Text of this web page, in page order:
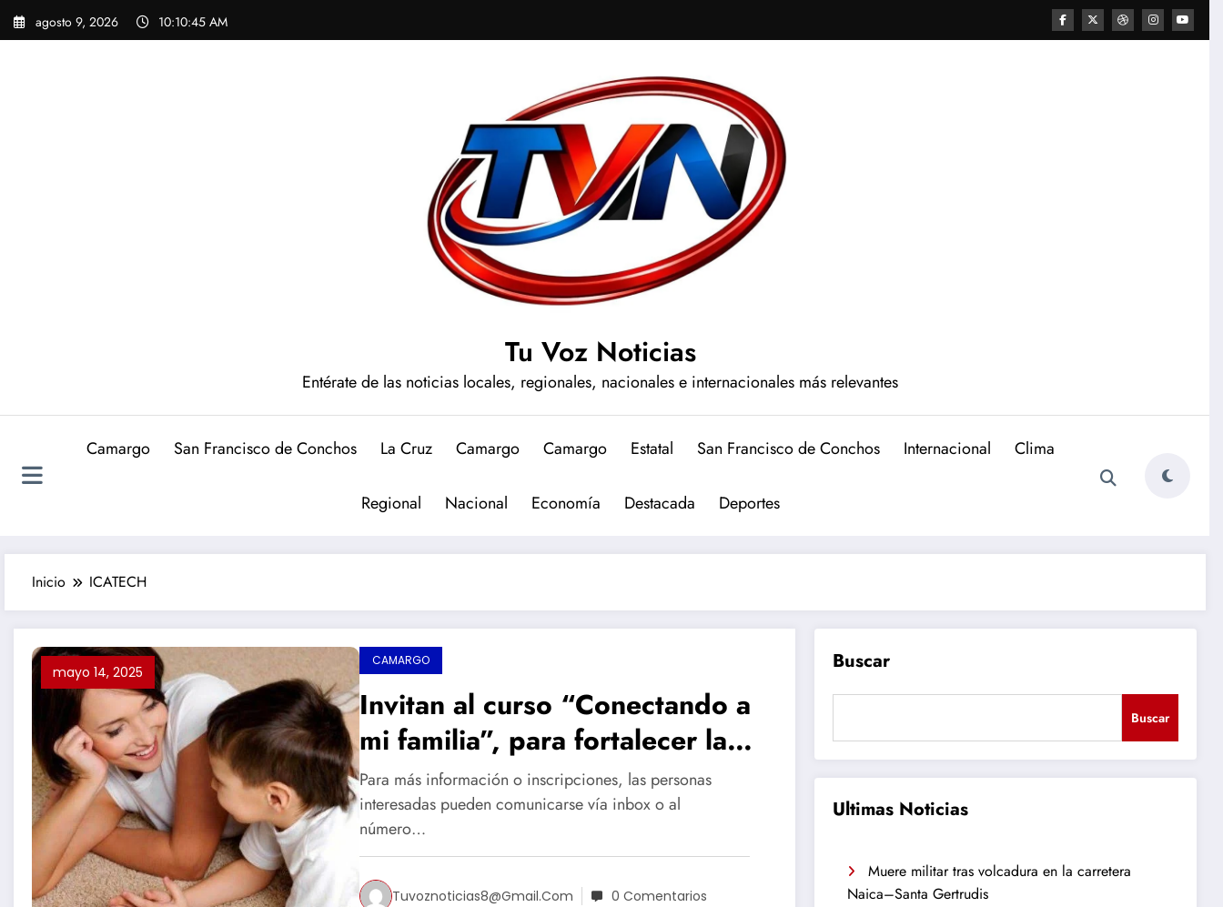
Saltar
agosto 9, 2026 10:10:46 AM
Tu Voz Noticias
Entérate de las noticias locales, regionales, nacionales e internacionales más relevantes
Camargo San Francisco de Conchos La Cruz Camargo Camargo Estatal San Francisco de Conchos Internacional Clima
Regional Nacional Economía Destacada Deportes
Inicio ICATECH
mayo 14, 2025
CAMARGO
Invitan al curso “Conectando a
mi familia”, para fortalecer la
comunicación entre padres e
hijos
Para más información o inscripciones, las personas
interesadas pueden comunicarse vía inbox o al
número…
Tuvoznoticias8@gmail.com
0 Comentarios
Buscar
Buscar
Ultimas Noticias
Muere militar tras volcadura en la carretera
Naica–Santa Gertrudis